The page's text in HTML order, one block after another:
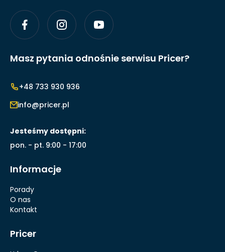
Masz pytania odnośnie serwisu Pricer?
+48 733 930 936
info@pricer.pl
Jesteśmy dostępni:
pon. - pt. 9:00 - 17:00
Informacje
Porady
O nas
Kontakt
Pricer